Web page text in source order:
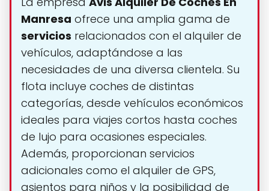
Manresa ofrece una amplia gama de
servicios relacionados con el alquiler de
vehículos, adaptándose a las
necesidades de una diversa clientela. Su
flota incluye coches de distintas
categorías, desde vehículos económicos
ideales para viajes cortos hasta coches
de lujo para ocasiones especiales.
Además, proporcionan servicios
adicionales como el alquiler de GPS,
asientos para niños y la posibilidad de